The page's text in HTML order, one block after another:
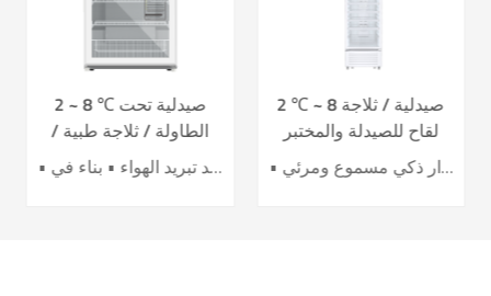
2 ~ 8 ℃ صيدلية تحت
الطاولة / ثلاجة طبية /
لقاح YC-130L
• نظام تحكم دقيق • نظام تبريد تبريد الهواء • بناء في USB datalogger • إنذارات سمعية وبصرية مثالية • تصميم عملية مريحة
2 ℃ ~ 8 صيدلية / ثلاجة
لقاح للصيدلة والمختبر
YC-395L
• أداء تبريد الهواء الرائد • تحسين كفاءة توفير الطاقة بنسبة 40٪ + • باب تسخين كهربائي لتأثير أفضل ضد التكثيف • 7 حساسات لدقة عالية للتحكم بدرجة الحرارة • نظام إنذار ذكي مسموع ومرئي